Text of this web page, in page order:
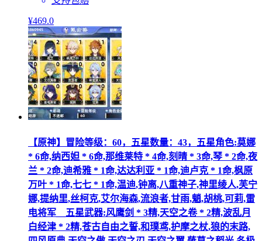
¥469.0
【原神】冒险等级：60，五星数量：43，五星角色:莫娜
* 6命,纳西妲 * 6命,那维莱特 * 4命,刻晴 * 3命,琴 * 2命,夜
兰 * 2命,迪希雅 * 1命,达达利亚 * 1命,迪卢克 * 1命,枫原
万叶 * 1命,七七 * 1命,温迪,钟离,八重神子,神里绫人,芙宁
娜,提纳里,丝柯克,艾尔海森,流浪者,甘雨,魈,胡桃,可莉,雷
电将军__五星武器:风鹰剑 * 3精,天空之卷 * 2精,波乱月
白经津 * 2精,苍古自由之誓,和璞鸢,护摩之杖,狼的末路,